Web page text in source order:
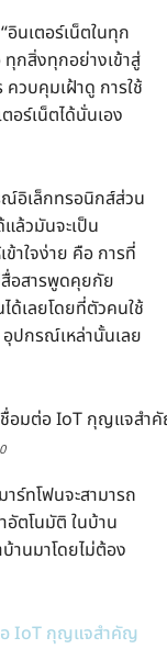
นเตอร์เน็ตในทุก
กสิ่งทุกอย่างเข้าสู่
ควบคุมเฝ้าดู การใช้
อร์เน็ตได้นั่นเอง
ณ์อิเล็กทรอนิกส์ส่วน
ล้วมันจะเป็น
ข้าใจง่าย คือ การที่
อสารพูดคุยกัย
ด้เลยโดยที่ตัวคนใช้
ปกรณ์เหล่านั้นเลย
ร์ทโฟนจะสามารถ
อัตโนมัติ ในบ้าน
บ้านมาโดยไม่ต้อง
อ IoT กุญแจสำคัญ